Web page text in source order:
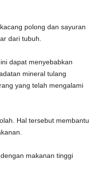
polong dan sayuran
dari tubuh.
dapat menyebabkan
mineral tulang
yang telah mengalami
Hal tersebut membantu
makanan tinggi